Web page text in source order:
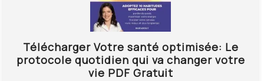
Télécharger Votre santé optimisée: Le
protocole quotidien qui va changer votre
vie PDF Gratuit